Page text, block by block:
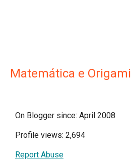
Matemática e Origami
On Blogger since: April 2008
Profile views: 2,694
Report Abuse